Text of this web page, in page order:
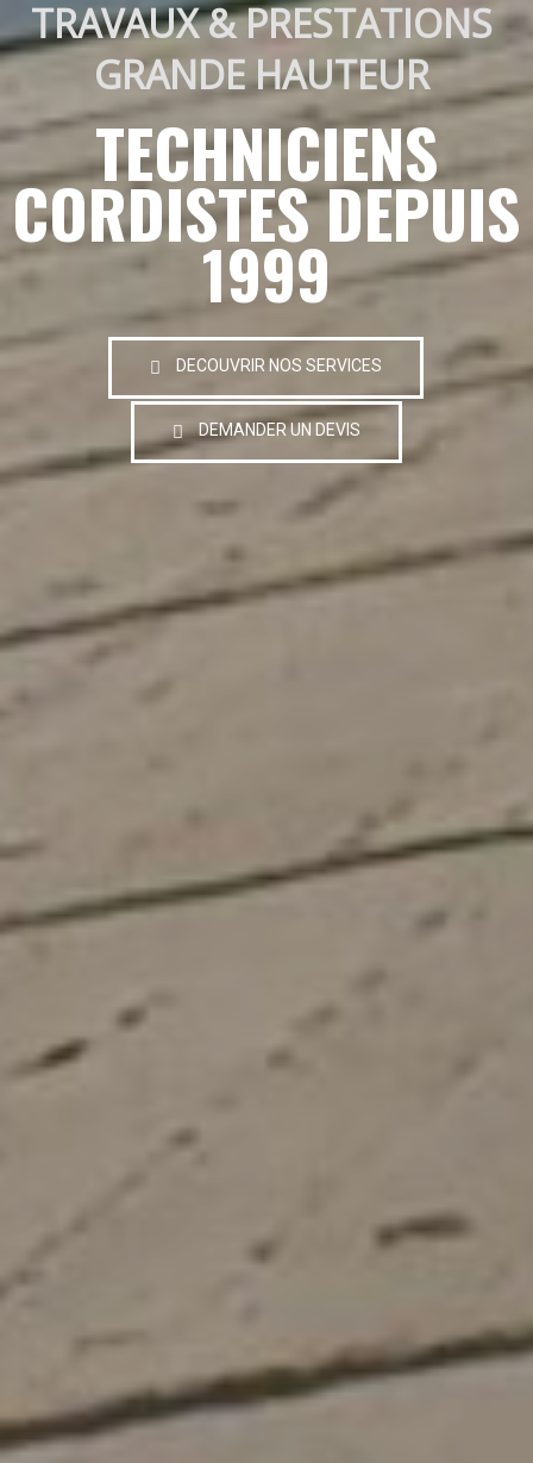
TRAVAUX & PRESTATIONS
GRANDE HAUTEUR
TECHNICIENS
CORDISTES DEPUIS
1999
DECOUVRIR NOS SERVICES
DEMANDER UN DEVIS